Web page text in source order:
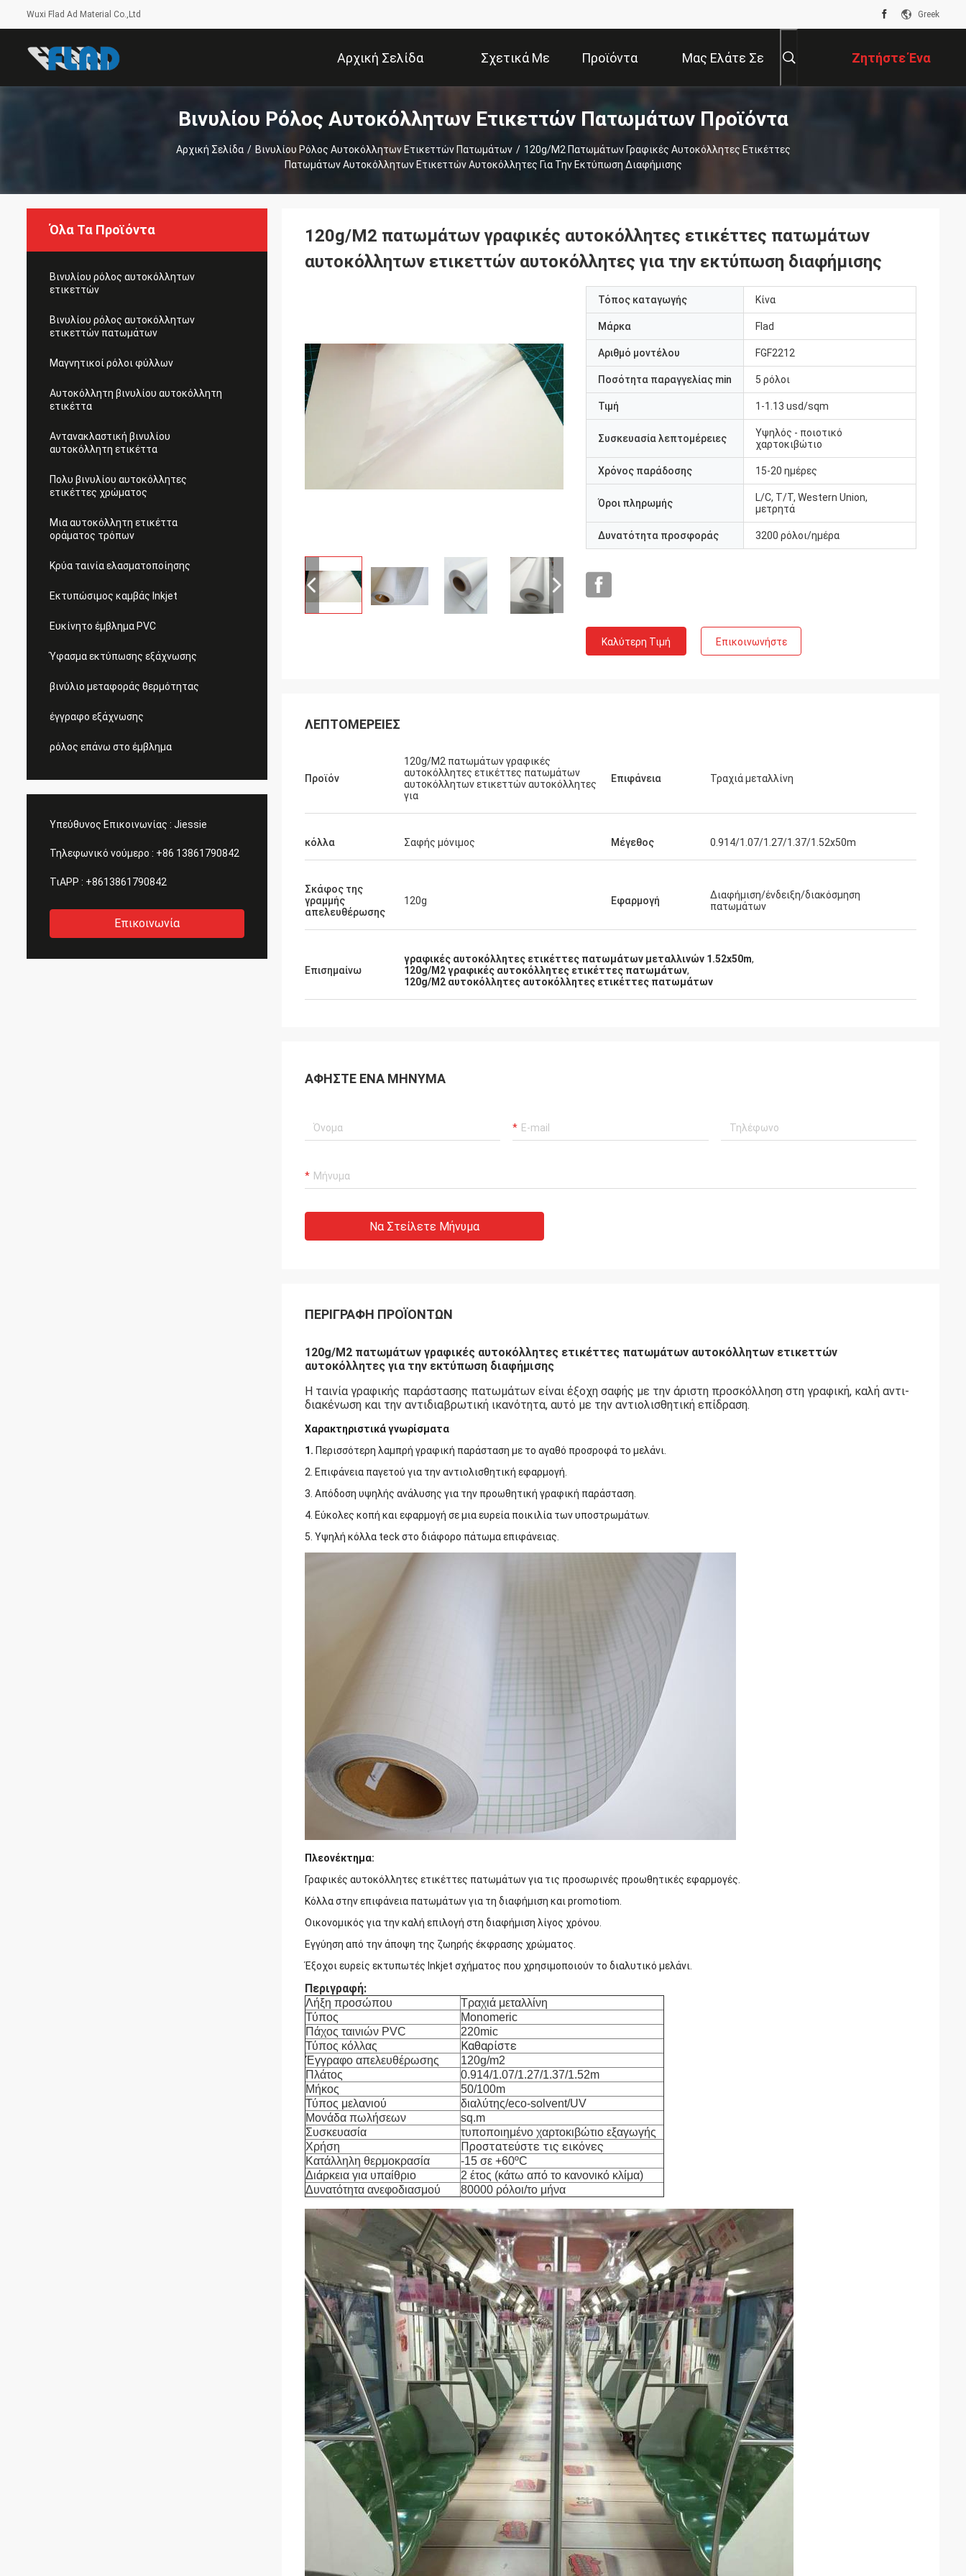
Wuxi Flad Ad Material Co.,Ltd Greek
Αρχική Σελίδα Σχετικά Με
Εμάς
Προϊόντα Μας Ελάτε Σε
Επαφή Με
Ζητήστε Ένα
Απόσπασμα
Βινυλίου Ρόλος Αυτοκόλλητων Ετικεττών Πατωμάτων Προϊόντα
Αρχική Σελίδα / Βινυλίου Ρόλος Αυτοκόλλητων Ετικεττών Πατωμάτων / 120g/M2 Πατωμάτων Γραφικές Αυτοκόλλητες Ετικέττες
Πατωμάτων Αυτοκόλλητων Ετικεττών Αυτοκόλλητες Για Την Εκτύπωση Διαφήμισης
Όλα Τα Προϊόντα
Βινυλίου ρόλος αυτοκόλλητων
ετικεττών
Βινυλίου ρόλος αυτοκόλλητων
ετικεττών πατωμάτων
Μαγνητικοί ρόλοι φύλλων
Αυτοκόλλητη βινυλίου αυτοκόλλητη
ετικέττα
Αντανακλαστική βινυλίου
αυτοκόλλητη ετικέττα
Πολυ βινυλίου αυτοκόλλητες
ετικέττες χρώματος
Μια αυτοκόλλητη ετικέττα
οράματος τρόπων
Κρύα ταινία ελασματοποίησης
Εκτυπώσιμος καμβάς Inkjet
Ευκίνητο έμβλημα PVC
Ύφασμα εκτύπωσης εξάχνωσης
βινύλιο μεταφοράς θερμότητας
έγγραφο εξάχνωσης
ρόλος επάνω στο έμβλημα
Υπεύθυνος Επικοινωνίας : Jiessie
Τηλεφωνικό νούμερο : +86 13861790842
ΤιAPP : +8613861790842
Επικοινωνία
120g/M2 πατωμάτων γραφικές αυτοκόλλητες ετικέττες πατωμάτων
αυτοκόλλητων ετικεττών αυτοκόλλητες για την εκτύπωση διαφήμισης
Τόπος καταγωγής Κίνα
Μάρκα Flad
Αριθμό μοντέλου FGF2212
Ποσότητα παραγγελίας min 5 ρόλοι
Τιμή 1-1.13 usd/sqm
Συσκευασία λεπτομέρειες
Υψηλός - ποιοτικό
χαρτοκιβώτιο
Χρόνος παράδοσης 15-20 ημέρες
Όροι πληρωμής
L/C, T/T, Western Union,
μετρητά
Δυνατότητα προσφοράς 3200 ρόλοι/ημέρα
Καλύτερη Τιμή Επικοινωνήστε
ΛΕΠΤΟΜΈΡΕΙΕΣ
Προϊόν
120g/M2 πατωμάτων γραφικές
αυτοκόλλητες ετικέττες πατωμάτων
αυτοκόλλητων ετικεττών αυτοκόλλητες
για
Επιφάνεια Τραχιά μεταλλίνη
κόλλα Σαφής μόνιμος Μέγεθος 0.914/1.07/1.27/1.37/1.52x50m
Σκάφος της
γραμμής
απελευθέρωσης
120g Εφαρμογή
Διαφήμιση/ένδειξη/διακόσμηση
πατωμάτων
Επισημαίνω
γραφικές αυτοκόλλητες ετικέττες πατωμάτων μεταλλινών 1.52x50m,
120g/M2 γραφικές αυτοκόλλητες ετικέττες πατωμάτων,
120g/M2 αυτοκόλλητες αυτοκόλλητες ετικέττες πατωμάτων
ΑΦΉΣΤΕ ΈΝΑ ΜΉΝΥΜΑ
Να Στείλετε Μήνυμα
ΠΕΡΙΓΡΑΦΉ ΠΡΟΪΌΝΤΩΝ
120g/M2 πατωμάτων γραφικές αυτοκόλλητες ετικέττες πατωμάτων αυτοκόλλητων ετικεττών
αυτοκόλλητες για την εκτύπωση διαφήμισης
Η ταινία γραφικής παράστασης πατωμάτων είναι έξοχη σαφής με την άριστη προσκόλληση στη γραφική, καλή αντι-
διακένωση και την αντιδιαβρωτική ικανότητα, αυτό με την αντιολισθητική επίδραση.
Χαρακτηριστικά γνωρίσματα
1. Περισσότερη λαμπρή γραφική παράσταση με το αγαθό προσροφά το μελάνι.
2. Επιφάνεια παγετού για την αντιολισθητική εφαρμογή.
3. Απόδοση υψηλής ανάλυσης για την προωθητική γραφική παράσταση.
4. Εύκολες κοπή και εφαρμογή σε μια ευρεία ποικιλία των υποστρωμάτων.
5. Υψηλή κόλλα teck στο διάφορο πάτωμα επιφάνειας.
Πλεονέκτημα:
Γραφικές αυτοκόλλητες ετικέττες πατωμάτων για τις προσωρινές προωθητικές εφαρμογές.
Κόλλα στην επιφάνεια πατωμάτων για τη διαφήμιση και promotiom.
Οικονομικός για την καλή επιλογή στη διαφήμιση λίγος χρόνου.
Εγγύηση από την άποψη της ζωηρής έκφρασης χρώματος.
Έξοχοι ευρείς εκτυπωτές Inkjet σχήματος που χρησιμοποιούν το διαλυτικό μελάνι.
Περιγραφή:
Λήξη προσώπου
Τραχιά μεταλλίνη
Τύπος
Monomeric
Πάχος ταινιών PVC
220mic
Τύπος κόλλας
Καθαρίστε
Έγγραφο απελευθέρωσης
120g/m2
Πλάτος
0.914/1.07/1.27/1.37/1.52m
Μήκος
50/100m
Τύπος μελανιού
διαλύτης/eco-solvent/UV
Μονάδα πωλήσεων
sq.m
Συσκευασία
τυποποιημένο χαρτοκιβώτιο εξαγωγής
Χρήση
Προστατεύστε τις εικόνες
Κατάλληλη θερμοκρασία
-15 σε +60ºC
Διάρκεια για υπαίθριο
2 έτος (κάτω από το κανονικό κλίμα)
Δυνατότητα ανεφοδιασμού
80000 ρόλοι/το μήνα